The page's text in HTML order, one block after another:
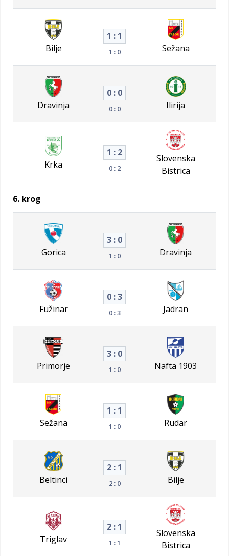
Bilje
1 : 1
1 : 0 Sežana
Dravinja
0 : 0
0 : 0 Ilirija
Krka
1 : 2
0 : 2
Slovenska
Bistrica
6. krog
Gorica
3 : 0
1 : 0 Dravinja
Fužinar
0 : 3
0 : 3 Jadran
Primorje
3 : 0
1 : 0 Nafta 1903
Sežana
1 : 1
1 : 0 Rudar
Beltinci
2 : 1
2 : 0 Bilje
Triglav
2 : 1
1 : 1
Slovenska
Bistrica